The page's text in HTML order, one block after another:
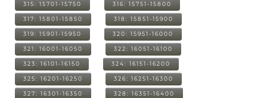
315: 15701-15750 316: 15751-15800
317: 15801-15850 318: 15851-15900
319: 15901-15950 320: 15951-16000
321: 16001-16050 322: 16051-16100
323: 16101-16150 324: 16151-16200
325: 16201-16250 326: 16251-16300
327: 16301-16350 328: 16351-16400